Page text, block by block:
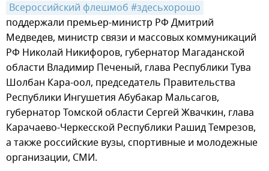
Всероссийский флешмоб #здесьхорошо
поддержали премьер-министр РФ Дмитрий
Медведев, министр связи и массовых коммуникаций
РФ Николай Никифоров, губернатор Магаданской
области Владимир Печеный, глава Республики Тува
Шолбан Кара-оол, председатель Правительства
Республики Ингушетия Абубакар Мальсагов,
губернатор Томской области Сергей Жвачкин, глава
Карачаево-Черкесской Республики Рашид Темрезов,
а также российские вузы, спортивные и молодежные
организации, СМИ.